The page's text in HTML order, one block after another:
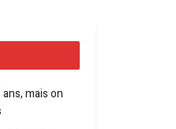
mais on